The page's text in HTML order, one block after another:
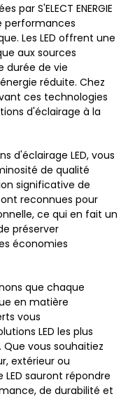
par S'ELECT ENERGIE
performances
Les LED offrent une
aux sources
durée de vie
réduite. Chez
ces technologies
d'éclairage à la
d'éclairage LED, vous
de qualité
significative de
reconnues pour
ce qui en fait un
préserver
économies
que chaque
en matière
vous
LED les plus
vous souhaitiez
extérieur ou
sauront répondre
de durabilité et